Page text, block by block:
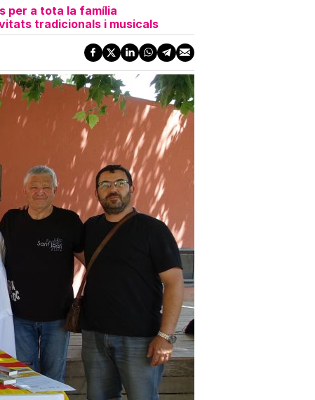
per a tota la família
tradicionals i musicals